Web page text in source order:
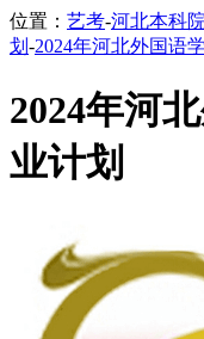
位置： 艺考-河北本科
划 -2024年河北外国语
2024年河
业计划